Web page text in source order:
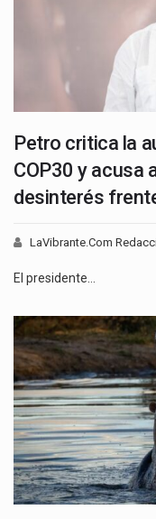
Petro critica la
COP30 y acusa
desinterés
LaVibrante.Com
El presidente…